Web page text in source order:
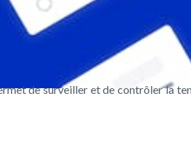
de surveiller et de contrôler la